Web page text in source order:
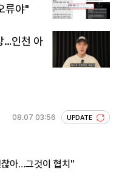
류야"
…인천 아
08.07 03:56 UPDATE
아…그것이 협치"